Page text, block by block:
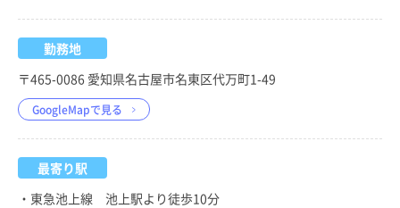
勤務地
〒465-0086 愛知県名古屋市名東区代万町1-49
GoogleMapで見る
最寄り駅
・東急池上線 池上駅より徒歩10分